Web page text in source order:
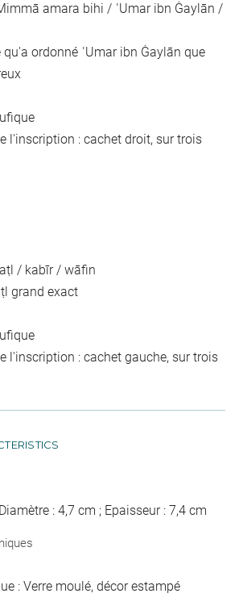
amara bihi / ʿUmar ibn Ġaylān /
qu'a ordonné ʿUmar ibn Ġaylān que
l'inscription : cachet droit, sur trois
/ kabīr / wāfin
grand exact
l'inscription : cachet gauche, sur trois
: 4,7 cm ; Epaisseur : 7,4 cm
: Verre moulé, décor estampé